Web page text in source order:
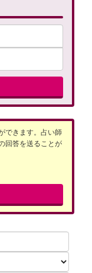
できます。占い師
回答を送ることが